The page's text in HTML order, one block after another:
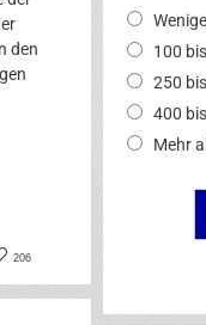
den
206
100
250
400
Mehr